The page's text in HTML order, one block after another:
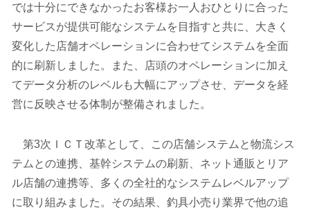
では十分にできなかったお客様お一人おひとりに合った
サービスが提供可能なシステムを目指すと共に、大きく
変化した店舗オペレーションに合わせてシステムを全面
的に刷新しました。また、店頭のオペレーションに加え
てデータ分析のレベルも大幅にアップさせ、データを経
営に反映させる体制が整備されました。
第3次ＩＣＴ改革として、この店舗システムと物流シス
テムとの連携、基幹システムの刷新、ネット通販とリア
ル店舗の連携等、多くの全社的なシステムレベルアップ
に取り組みました。その結果、釣具小売り業界で他の追